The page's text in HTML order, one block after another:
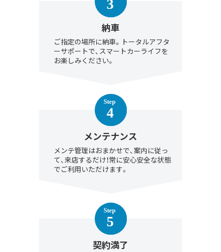
納車
ご指定の場所に納車。トータルアフタ
ーサポートで、スマートカーライフを
お楽しみください。
メンテナンス
メンテ管理はおまかせで、案内に従っ
て、来店するだけ！常に安心安全な状態
でご利用いただけます。
契約満了